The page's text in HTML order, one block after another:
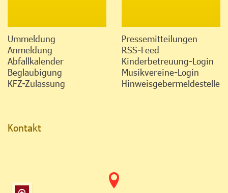
Ummeldung
Anmeldung
Abfallkalender
Beglaubigung
KFZ-Zulassung
Pressemitteilungen
RSS-Feed
Kinderbetreuung-Login
Musikvereine-Login
Hinweisgebermeldestelle
Kontakt